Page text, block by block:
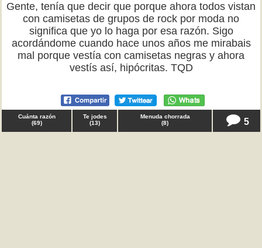
Gente, tenía que decir que porque ahora todos vistan
con camisetas de grupos de rock por moda no
significa que yo lo haga por esa razón. Sigo
acordándome cuando hace unos años me mirabais
mal porque vestía con camisetas negras y ahora
vestís así, hipócritas. TQD
Cuánta razón
(69)
Te jodes
(13)
Menuda chorrada
(8) 5